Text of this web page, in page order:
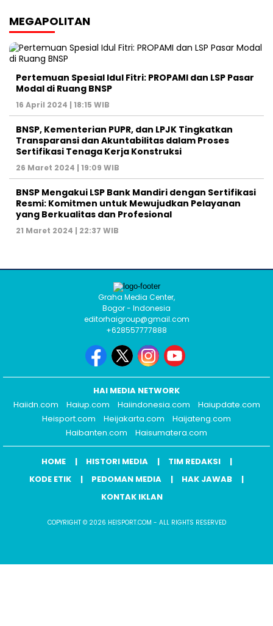
MEGAPOLITAN
Pertemuan Spesial Idul Fitri: PROPAMI dan LSP Pasar
Modal di Ruang BNSP
16 April 2024 | 18:15 WIB
BNSP, Kementerian PUPR, dan LPJK Tingkatkan
Transparansi dan Akuntabilitas dalam Proses
Sertifikasi Tenaga Kerja Konstruksi
26 Maret 2024 | 19:09 WIB
BNSP Mengakui LSP Bank Mandiri dengan Sertifikasi
Resmi: Komitmen untuk Mewujudkan Pelayanan
yang Berkualitas dan Profesional
21 Maret 2024 | 22:37 WIB
Graha Media Center,
Bogor - Indonesia
editorhaigroup@gmail.com
+628557777888
HAI MEDIA NETWORK
Haiidn.com
Haiup.com Haiindonesia.com
Haiupdate.com
Heisport.com
Heijakarta.com
Haijateng.com
Haibanten.com
Haisumatera.com
HOME HISTORI MEDIA
TIM REDAKSI
KODE ETIK
PEDOMAN MEDIA
HAK JAWAB
KONTAK IKLAN
COPYRIGHT © 2026 HEISPORT.COM - ALL RIGHTS RESERVED